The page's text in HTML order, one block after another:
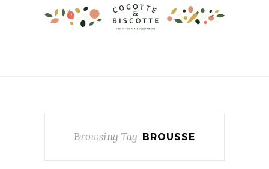
Browsing Tag BROUSSE